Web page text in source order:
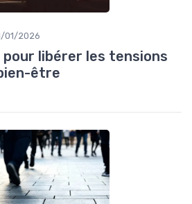
01/2026
pour libérer les tensions
être